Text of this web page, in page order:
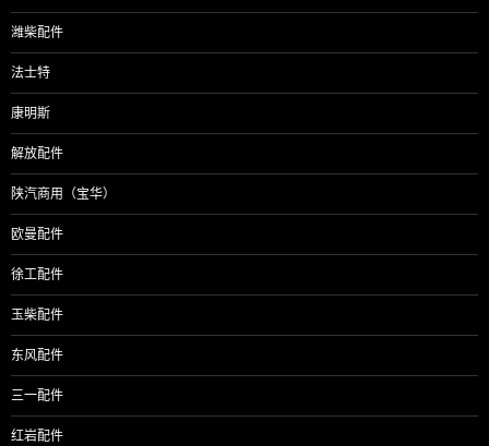
潍柴配件
法士特
康明斯
解放配件
陕汽商用（宝华）
欧曼配件
徐工配件
玉柴配件
东风配件
三一配件
红岩配件